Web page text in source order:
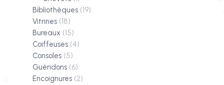
Bibliothèques (19)
Vitrines (18)
Bureaux (15)
Coiffeuses (4)
Consoles (5)
Guéridons (6)
Encoignures (2)